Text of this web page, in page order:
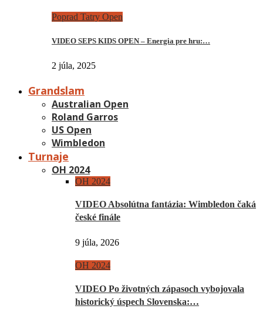
Poprad Tatry Open
VIDEO SEPS KIDS OPEN – Energia pre hru:…
2 júla, 2025
Grandslam
Australian Open
Roland Garros
US Open
Wimbledon
Turnaje
OH 2024
OH 2024
VIDEO Absolútna fantázia: Wimbledon čaká
české finále
9 júla, 2026
OH 2024
VIDEO Po životných zápasoch vybojovala
historický úspech Slovenska:…